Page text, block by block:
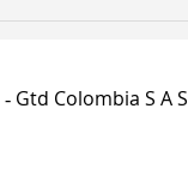
- Gtd Colombia S A S